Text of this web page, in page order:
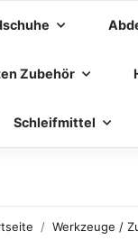
Zubehör
Schleifmittel
Werkzeuge /